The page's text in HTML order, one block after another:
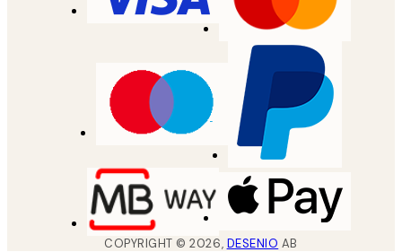
COPYRIGHT ©2026, DESENIO AB